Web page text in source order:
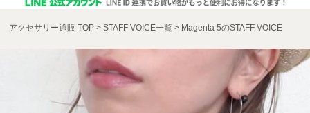
アクセサリー通販 TOP STAFF VOICE一覧 Magenta 5のSTAFF VOICE